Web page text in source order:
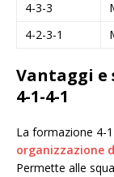
4-3-3
4-2-3-1
Vantaggi
4-1-4-1
La formazione 4-
organizzazione
Permette alle